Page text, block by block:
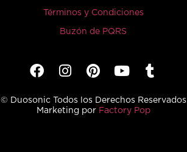
Términos y Condiciones
Buzón de PQRS
© Duosonic Todos los Derechos Reservados
Marketing por Factory Pop